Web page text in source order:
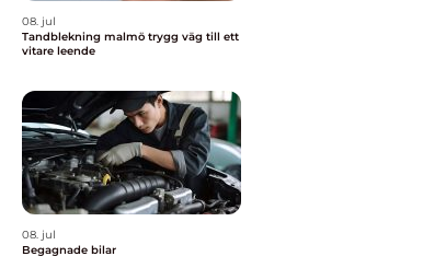
08. jul
Tandblekning malmö trygg väg till ett
vitare leende
08. jul
Begagnade bilar